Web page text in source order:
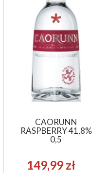
CAORUNN
RASPBERRY 41,8%
0,5
149,99 zł